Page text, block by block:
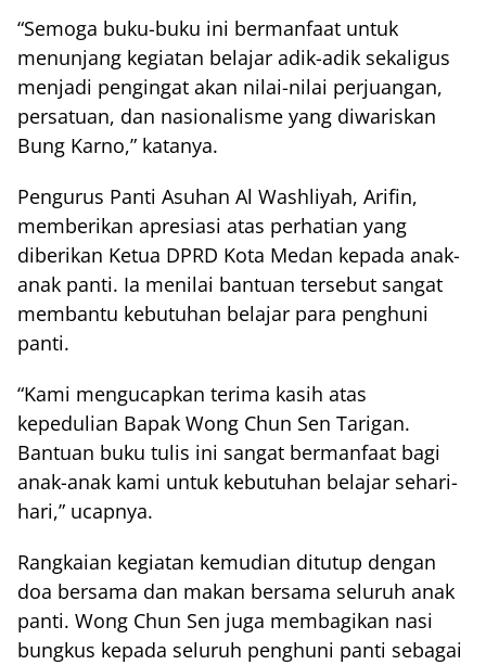
“Semoga buku-buku ini bermanfaat untuk
menunjang kegiatan belajar adik-adik sekaligus
menjadi pengingat akan nilai-nilai perjuangan,
persatuan, dan nasionalisme yang diwariskan
Bung Karno,” katanya.
Pengurus Panti Asuhan Al Washliyah, Arifin,
memberikan apresiasi atas perhatian yang
diberikan Ketua DPRD Kota Medan kepada anak-
anak panti. Ia menilai bantuan tersebut sangat
membantu kebutuhan belajar para penghuni
panti.
“Kami mengucapkan terima kasih atas
kepedulian Bapak Wong Chun Sen Tarigan.
Bantuan buku tulis ini sangat bermanfaat bagi
anak-anak kami untuk kebutuhan belajar sehari-
hari,” ucapnya.
Rangkaian kegiatan kemudian ditutup dengan
doa bersama dan makan bersama seluruh anak
panti. Wong Chun Sen juga membagikan nasi
bungkus kepada seluruh penghuni panti sebagai